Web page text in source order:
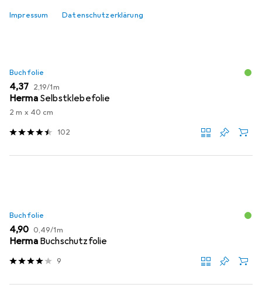
Impressum Datenschutzerklärung
Produktliste
Buchfolie
EUR
4,37 EUR
2,19/1m
Herma Selbstklebefolie
2 m x 40 cm
102
Buchfolie
EUR
4,90 EUR
0,49/1m
Herma Buchschutzfolie
9